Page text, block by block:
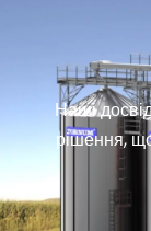
Наші
рішення,